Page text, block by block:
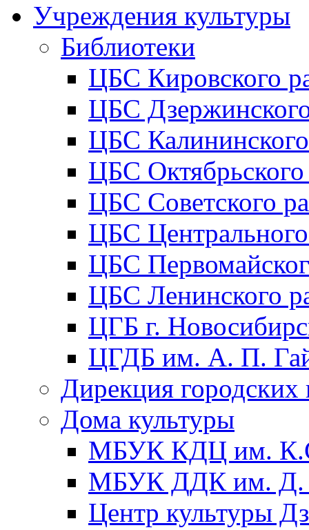
Учреждения культуры
Библиотеки
ЦБС Кировского
ЦБС
ЦБС
ЦБС
ЦБС Советского
ЦБС
ЦБС
ЦБС Ленинского
ЦГБ г.
ЦГДБ им. А. П.
Дирекция городских
Дома культуры
МБУК КДЦ им.
МБУК ДДК им. Д.
Центр культуры